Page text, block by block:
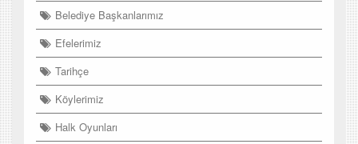
Belediye Başkanlarımız
Efelerimiz
Tarihçe
Köylerimiz
Halk Oyunları